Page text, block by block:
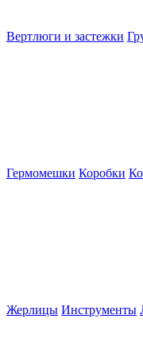
Вертлюги и застежки
Гермомешки Коробки
Жерлицы Инструменты